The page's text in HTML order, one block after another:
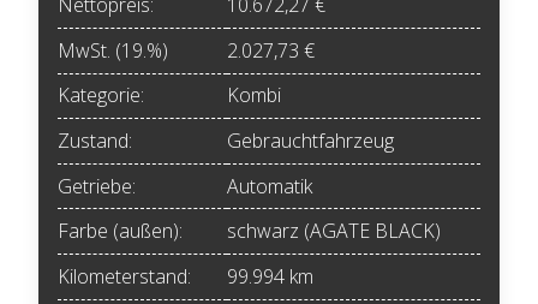
MwSt. (19.%)
2.027,73 €
Kategorie:
Kombi
Zustand:
Gebrauchtfahrzeug
Getriebe:
Automatik
Farbe (außen):
schwarz (AGATE BLACK)
Kilometerstand:
99.994 km